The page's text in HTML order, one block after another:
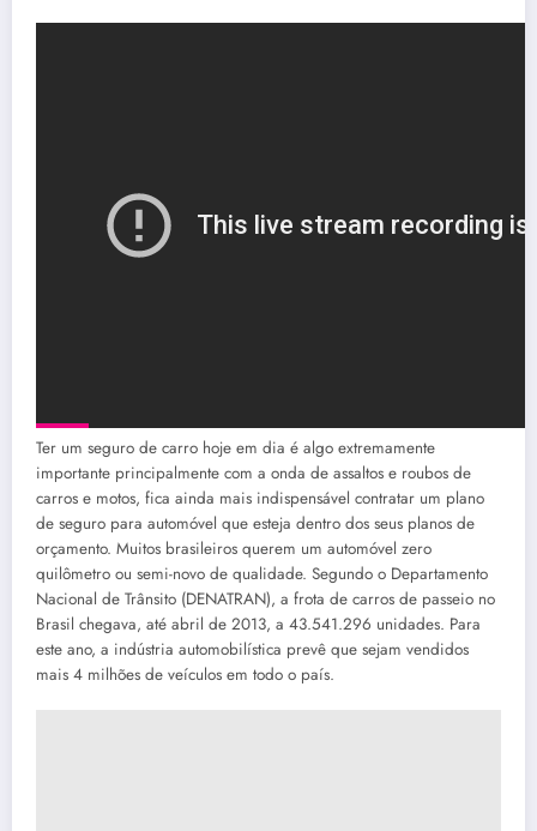
Ter um seguro de carro hoje em dia é algo extremamente
importante principalmente com a onda de assaltos e roubos de
carros e motos, fica ainda mais indispensável contratar um plano
de seguro para automóvel que esteja dentro dos seus planos de
orçamento. Muitos brasileiros querem um automóvel zero
quilômetro ou semi-novo de qualidade. Segundo o Departamento
Nacional de Trânsito (DENATRAN), a frota de carros de passeio no
Brasil chegava, até abril de 2013, a 43.541.296 unidades. Para
este ano, a indústria automobilística prevê que sejam vendidos
mais 4 milhões de veículos em todo o país.